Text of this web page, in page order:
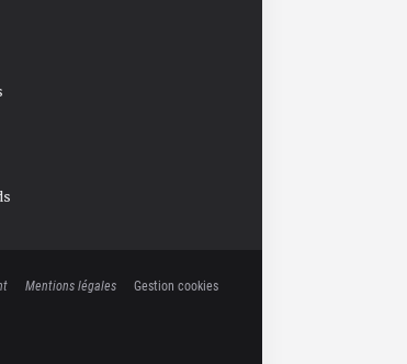
Mentions légales Gestion cookies